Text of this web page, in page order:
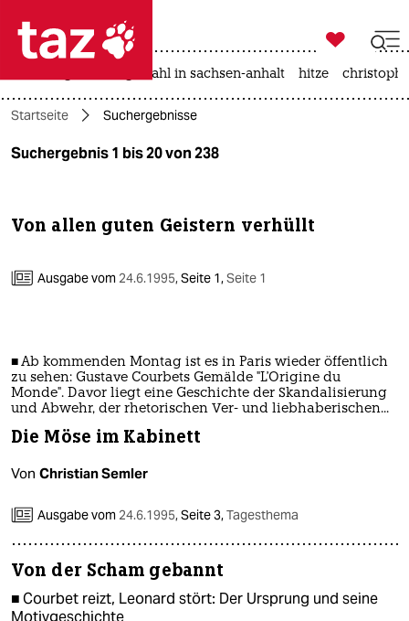
 taz zahl ich
taz zahl ich
themen
gesellschaft
sport
berlin
verlag
veranstaltungen

taz zahl ich
landtagswahl in sachsen-anhalt hitze
Startseite Suchergebnisse
Suchergebnis 1 bis 20 von 238
Von allen guten Geistern verhüllt
Ausgabe vom 24.6.1995,Seite 1,Seite 1
■ Ab kommenden Montag ist es in Paris wieder öffentlich
zu sehen: Gustave Courbets Gemälde "L'Origine du
Monde". Davor liegt eine Geschichte der Skandalisierung
und Abwehr, der rhetorischen Ver- und liebhaberischen...
Die Möse im Kabinett
Von Christian Semler
Ausgabe vom 24.6.1995,Seite 3,Tagesthema
Von der Scham gebannt
■ Courbet reizt, Leonard stört: Der Ursprung und seine
Motivgeschichte